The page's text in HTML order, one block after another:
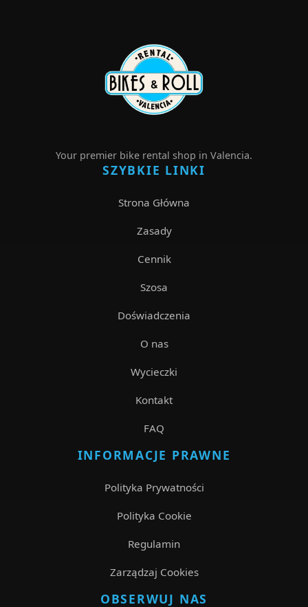
Your premier bike rental shop in Valencia.
SZYBKIE LINKI
Strona Główna
Zasady
Cennik
Szosa
Doświadczenia
O nas
Wycieczki
Kontakt
FAQ
INFORMACJE PRAWNE
Polityka Prywatności
Polityka Cookie
Regulamin
Zarządzaj Cookies
OBSERWUJ NAS